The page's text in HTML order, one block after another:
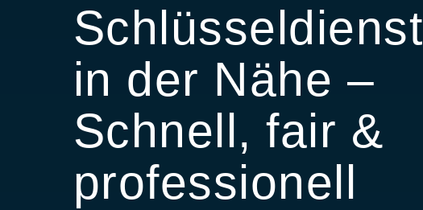
Schlüsseldienst
in der Nähe –
Schnell, fair &
professionell